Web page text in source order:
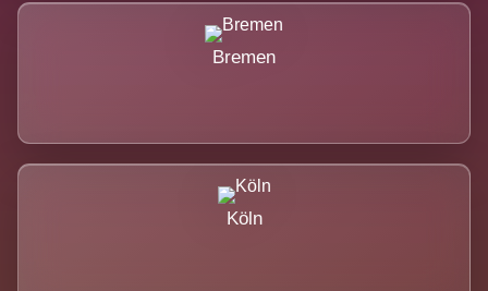
Bremen
Köln